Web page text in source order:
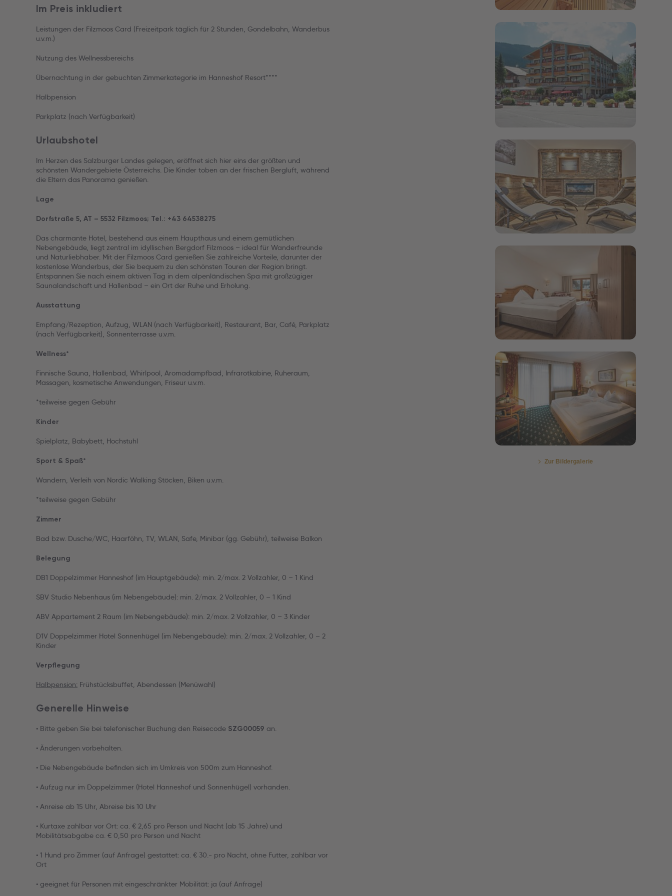
Im Preis inkludiert
Leistungen der Filzmoos Card (Freizeitpark täglich für 2 Stunden, Gondelbahn, Wanderbus
u.v.m.)
Nutzung des Wellnessbereichs
Übernachtung in der gebuchten Zimmerkategorie im Hanneshof Resort****
Halbpension
Parkplatz (nach Verfügbarkeit)
Urlaubshotel
Im Herzen des Salzburger Landes gelegen, eröffnet sich hier eins der größten und
schönsten Wandergebiete Österreichs. Die Kinder toben an der frischen Bergluft, während
die Eltern das Panorama genießen.
Lage
Dorfstraße 5, AT – 5532 Filzmoos; Tel.: +43 64538275
Das charmante Hotel, bestehend aus einem Haupthaus und einem gemütlichen
Nebengebäude, liegt zentral im idyllischen Bergdorf Filzmoos – ideal für Wanderfreunde
und Naturliebhaber. Mit der Filzmoos Card genießen Sie zahlreiche Vorteile, darunter der
kostenlose Wanderbus, der Sie bequem zu den schönsten Touren der Region bringt.
Entspannen Sie nach einem aktiven Tag in dem alpenländischen Spa mit großzügiger
Saunalandschaft und Hallenbad – ein Ort der Ruhe und Erholung.
Ausstattung
Empfang/Rezeption, Aufzug, WLAN (nach Verfügbarkeit), Restaurant, Bar, Café, Parkplatz
(nach Verfügbarkeit), Sonnenterrasse u.v.m.
Wellness*
Finnische Sauna, Hallenbad, Whirlpool, Aromadampfbad, Infrarotkabine, Ruheraum,
Massagen, kosmetische Anwendungen, Friseur u.v.m.
*teilweise gegen Gebühr
Kinder
Spielplatz, Babybett, Hochstuhl
Sport & Spaß*
Wandern, Verleih von Nordic Walking Stöcken, Biken u.v.m.
*teilweise gegen Gebühr
Zimmer
Bad bzw. Dusche/WC, Haarföhn, TV, WLAN, Safe, Minibar (gg. Gebühr), teilweise Balkon
Belegung
DB1 Doppelzimmer Hanneshof (im Hauptgebäude): min. 2/max. 2 Vollzahler, 0 – 1 Kind
SBV Studio Nebenhaus (im Nebengebäude): min. 2/max. 2 Vollzahler, 0 – 1 Kind
ABV Appartement 2 Raum (im Nebengebäude): min. 2/max. 2 Vollzahler, 0 – 3 Kinder
D1V Doppelzimmer Hotel Sonnenhügel (im Nebengebäude): min. 2/max. 2 Vollzahler, 0 – 2
Kinder
Verpflegung
Halbpension: Frühstücksbuffet, Abendessen (Menüwahl)
Generelle Hinweise
• Bitte geben Sie bei telefonischer Buchung den Reisecode SZG00059 an.
• Änderungen vorbehalten.
• Die Nebengebäude befinden sich im Umkreis von 500m zum Hanneshof.
• Aufzug nur im Doppelzimmer (Hotel Hanneshof und Sonnenhügel) vorhanden.
• Anreise ab 15 Uhr, Abreise bis 10 Uhr
• Kurtaxe zahlbar vor Ort: ca. € 2,65 pro Person und Nacht (ab 15 Jahre) und
Mobilitätsabgabe ca. € 0,50 pro Person und Nacht
• 1 Hund pro Zimmer (auf Anfrage) gestattet: ca. € 30.- pro Nacht, ohne Futter, zahlbar vor
Ort
• geeignet für Personen mit eingeschränkter Mobilität: ja (auf Anfrage)
Bildergalerie öffnen
Bildergalerie öffnen
Bildergalerie öffnen
Bildergalerie öffnen
Zur Bildergalerie